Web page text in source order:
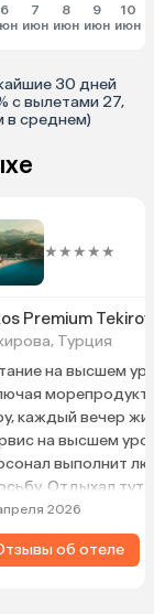
6
7
июн
8
июн
9
июн
10
июн
30 дней
с вылетами 27,
в среднем)
★★★★★
Premium
Турция
на высшем
каждый вечер
на высшем
выполнит
Отдыхал тут
все идеально,
номер дали тот,
в декабре 2025,
2026
об отеле